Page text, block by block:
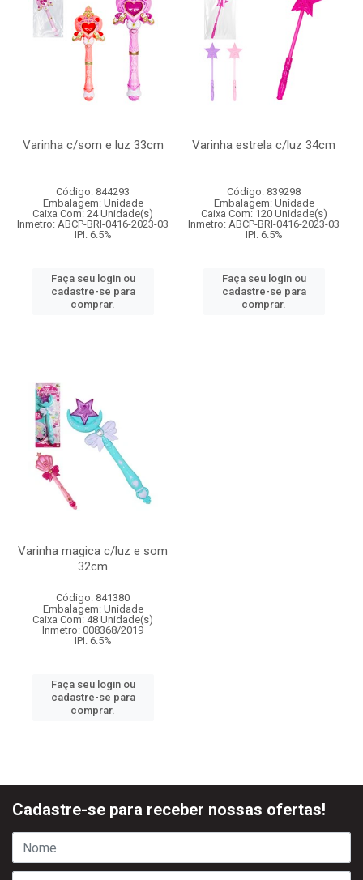
Varinha c/som e luz 33cm
Código: 844293
Embalagem: Unidade
Caixa Com: 24 Unidade(s)
Inmetro: ABCP-BRI-0416-2023-03
IPI: 6.5%
Faça seu login ou
cadastre-se para
comprar.
Varinha estrela c/luz 34cm
Código: 839298
Embalagem: Unidade
Caixa Com: 120 Unidade(s)
Inmetro: ABCP-BRI-0416-2023-03
IPI: 6.5%
Faça seu login ou
cadastre-se para
comprar.
Varinha magica c/luz e som
32cm
Código: 841380
Embalagem: Unidade
Caixa Com: 48 Unidade(s)
Inmetro: 008368/2019
IPI: 6.5%
Faça seu login ou
cadastre-se para
comprar.
Cadastre-se para receber nossas ofertas!